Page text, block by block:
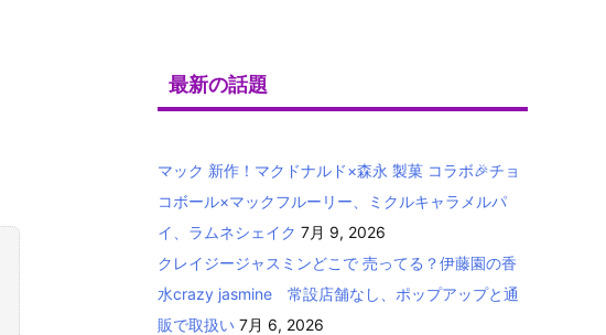
最新の話題
マック 新作！マクドナルド×森永 製菓 コラボ🎉チョ
コボール×マックフルーリー、ミクルキャラメルパ
イ、ラムネシェイク 7月 9, 2026
クレイジージャスミンどこで 売ってる？伊藤園の香
水crazy jasmine 常設店舗なし、ポップアップと通
販で取扱い 7月 6, 2026